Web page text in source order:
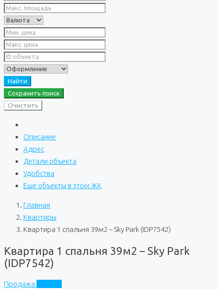
Найти
Сохранить поиск
Очистить
Описание
Адрес
Детали объекта
Удобства
Еще объекты в этом ЖК
Главная
Квартиры
Квартира 1 спальня 39м2 – Sky Park (IDP7542)
Квартира 1 спальня 39м2 – Sky Park
(IDP7542)
Продажа